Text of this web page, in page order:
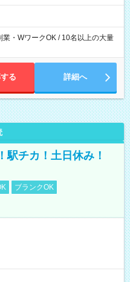
例(2) 13:00~16:00（早上がりでも
（夜勤なら日当1.25倍！！）
業・WワークOK / 10名以上の大量
る 詳細へ
駅チカ！土日休み！
ブランクOK